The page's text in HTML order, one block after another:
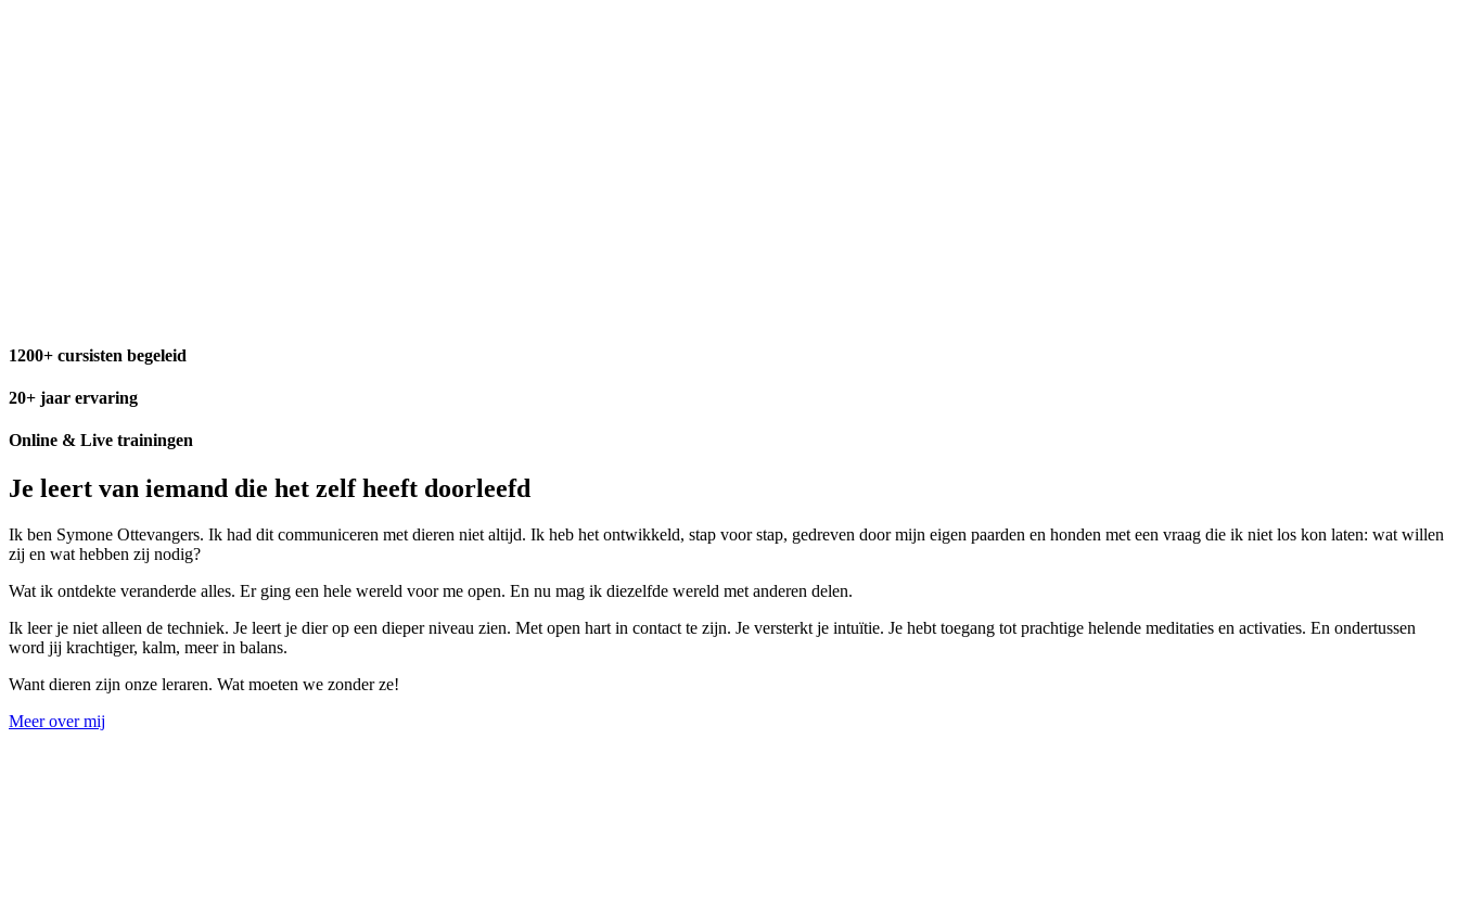
1200+ cursisten begeleid
20+ jaar ervaring
Online & Live trainingen
Je leert van iemand die het zelf heeft doorleefd
Ik ben Symone Ottevangers. Ik had dit communiceren met dieren niet altijd. Ik heb het ontwikkeld, stap voor stap, gedreven door mijn eigen paarden en honden met een vraag die ik niet los kon laten: wat willen
zij en wat hebben zij nodig?
Wat ik ontdekte veranderde alles. Er ging een hele wereld voor me open. En nu mag ik diezelfde wereld met anderen delen.
Ik leer je niet alleen de techniek. Je leert je dier op een dieper niveau zien. Met open hart in contact te zijn. Je versterkt je intuïtie. Je hebt toegang tot prachtige helende meditaties en activaties. En ondertussen
word jij krachtiger, kalm, meer in balans.
Want dieren zijn onze leraren. Wat moeten we zonder ze!
Meer over mij